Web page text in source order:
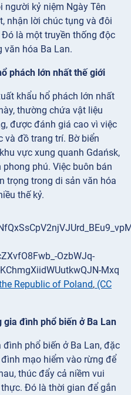
người kỷ niệm Ngày Tên
nhận lời chúc tụng và đôi
là một truyền thống độc
văn hóa Ba Lan.
phách lớn nhất thế giới
khẩu hổ phách lớn nhất
thường chứa vật liệu
được đánh giá cao vì việc
và đồ trang trí. Bờ biển
vực xung quanh Gdańsk,
phú. Việc buôn bán
trọng trong di sản văn hóa
thế kỷ.
Republic of Poland, (CC
đình phổ biến ở Ba Lan
phổ biến ở Ba Lan, đặc
mạo hiểm vào rừng để
thúc đẩy cả niềm vui
Đó là thời gian để gắn